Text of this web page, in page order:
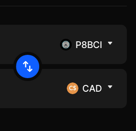
P8BCI
CAD